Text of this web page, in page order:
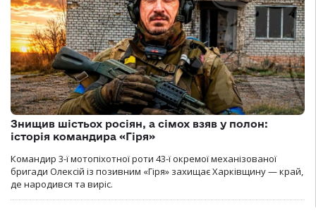
Знищив шістьох росіян, а сімох взяв у полон:
історія командира «Гіря»
Командир 3-ї мотопіхотної роти 43-ї окремої механізованої
бригади Олексій із позивним «Гіря» захищає Харківщину — край,
де народився та виріс.